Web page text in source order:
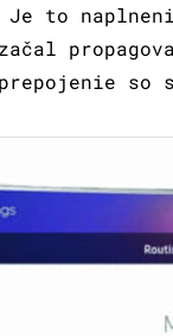
to
so